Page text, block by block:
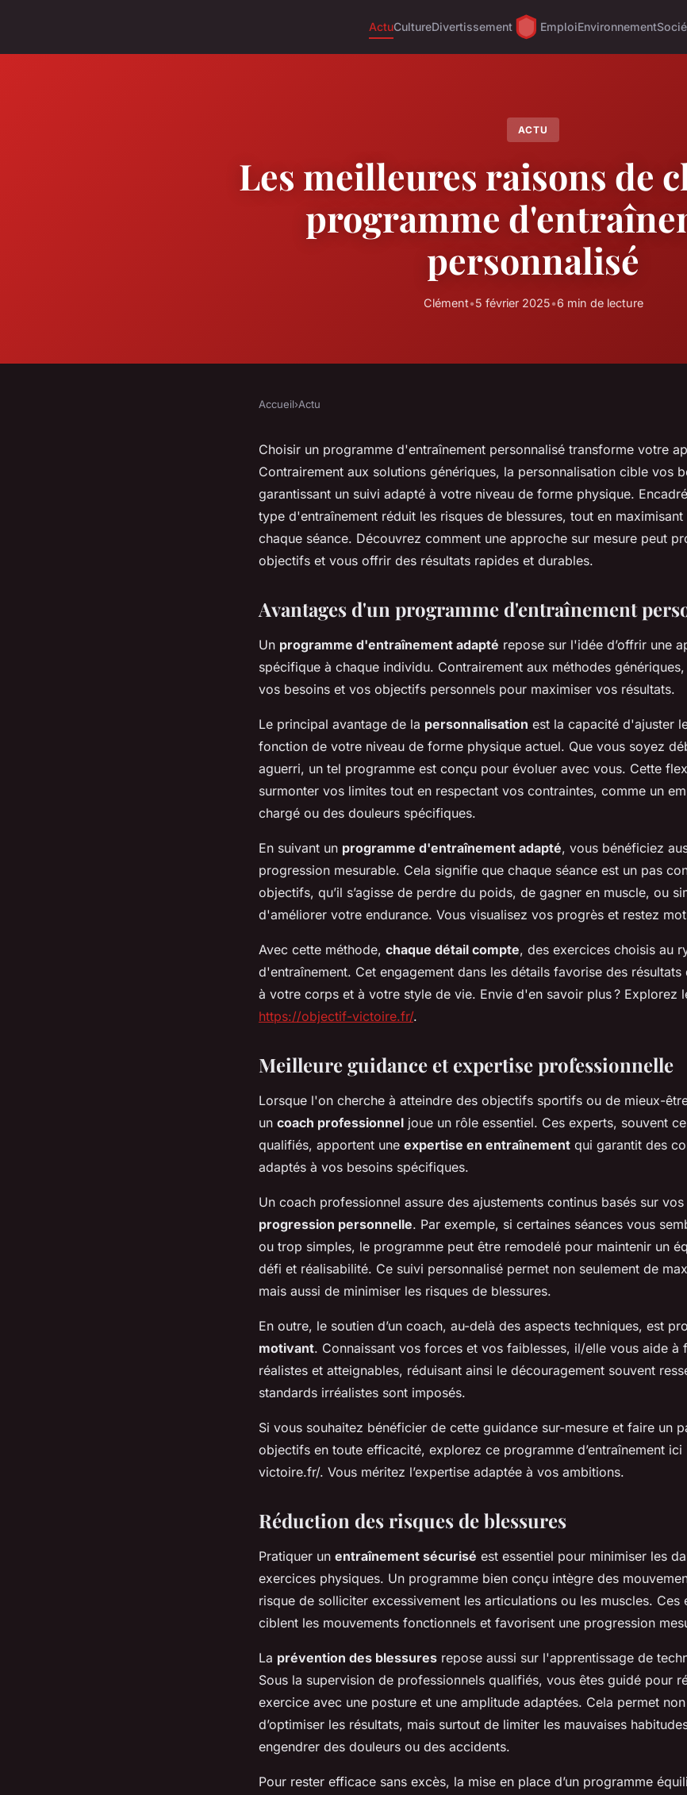
ActuCultureDivertissement EmploiEnvironnement
ACTU
Les meilleures raisons de
programme
personnalisé
Clément•5 février 2025•6 min de lecture
Accueil›Actu
Choisir un programme d'entraînement personnalisé transforme votre
Contrairement aux solutions génériques, la personnalisation cible vos
garantissant un suivi adapté à votre niveau de forme physique.
type d'entraînement réduit les risques de blessures, tout en
chaque séance. Découvrez comment une approche sur mesure peut
objectifs et vous offrir des résultats rapides et durables.
Avantages d'un programme d'entraînement
Un programme d'entraînement adapté repose sur l'idée d’offrir une
spécifique à chaque individu. Contrairement aux méthodes
vos besoins et vos objectifs personnels pour maximiser vos résultats.
Le principal avantage de la personnalisation est la capacité d'ajuster
fonction de votre niveau de forme physique actuel. Que vous soyez
aguerri, un tel programme est conçu pour évoluer avec vous. Cette
surmonter vos limites tout en respectant vos contraintes, comme un
chargé ou des douleurs spécifiques.
En suivant un programme d'entraînement adapté, vous bénéficiez
progression mesurable. Cela signifie que chaque séance est un pas
objectifs, qu’il s’agisse de perdre du poids, de gagner en muscle, ou
d'améliorer votre endurance. Vous visualisez vos progrès et restez
Avec cette méthode, chaque détail compte, des exercices choisis au
d'entraînement. Cet engagement dans les détails favorise des
à votre corps et à votre style de vie. Envie d'en savoir plus ? Explorez
https://objectif-victoire.fr/.
Meilleure guidance et expertise professionnelle
Lorsque l'on cherche à atteindre des objectifs sportifs ou de mieux-
un coach professionnel joue un rôle essentiel. Ces experts, souvent
qualifiés, apportent une expertise en entraînement qui garantit des
adaptés à vos besoins spécifiques.
Un coach professionnel assure des ajustements continus basés sur
progression personnelle. Par exemple, si certaines séances vous
ou trop simples, le programme peut être remodelé pour maintenir un
défi et réalisabilité. Ce suivi personnalisé permet non seulement de
mais aussi de minimiser les risques de blessures.
En outre, le soutien d’un coach, au-delà des aspects techniques, est
motivant. Connaissant vos forces et vos faiblesses, il/elle vous aide à
réalistes et atteignables, réduisant ainsi le découragement souvent
standards irréalistes sont imposés.
Si vous souhaitez bénéficier de cette guidance sur-mesure et faire un
objectifs en toute efficacité, explorez ce programme d’entraînement
victoire.fr/. Vous méritez l’expertise adaptée à vos ambitions.
Réduction des risques de blessures
Pratiquer un entraînement sécurisé est essentiel pour minimiser les
exercices physiques. Un programme bien conçu intègre des
risque de solliciter excessivement les articulations ou les muscles. Ces
ciblent les mouvements fonctionnels et favorisent une progression
La prévention des blessures repose aussi sur l'apprentissage de
Sous la supervision de professionnels qualifiés, vous êtes guidé pour
exercice avec une posture et une amplitude adaptées. Cela permet
d’optimiser les résultats, mais surtout de limiter les mauvaises
engendrer des douleurs ou des accidents.
Pour rester efficace sans excès, la mise en place d’un programme